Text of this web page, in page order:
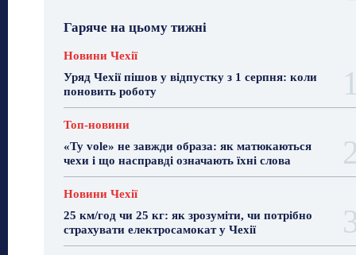
Гаряче на цьому тижні
Новини Чехії
Уряд Чехії пішов у відпустку з 1 серпня: коли
поновить роботу
Топ-новини
«Ty vole» не завжди образа: як матюкаються
чехи і що насправді означають їхні слова
Новини Чехії
25 км/год чи 25 кг: як зрозуміти, чи потрібно
страхувати електросамокат у Чехії